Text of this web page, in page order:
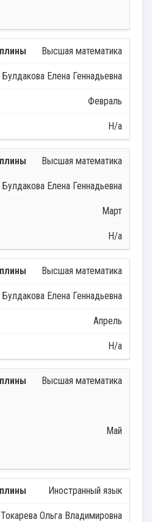
Высшая математика
Булдакова Елена Геннадьевна
Февраль
Н/а
Высшая математика
Булдакова Елена Геннадьевна
Март
Н/а
Высшая математика
Булдакова Елена Геннадьевна
Апрель
Н/а
Высшая математика
Май
Иностранный язык
Токарева Ольга Владимировна